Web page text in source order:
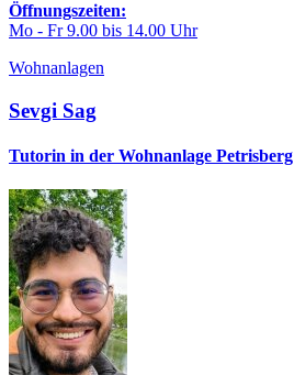
Öffnungszeiten:
Mo - Fr 9.00 bis 14.00 Uhr
Wohnanlagen
Sevgi Sag
Tutorin in der Wohnanlage Petrisberg